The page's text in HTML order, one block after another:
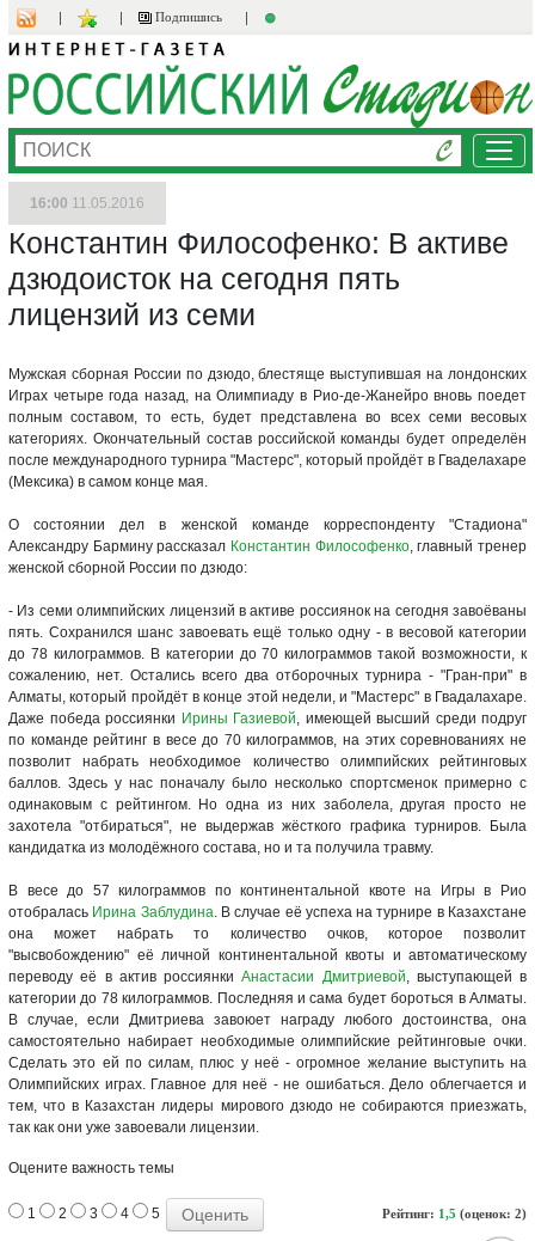
Подпишись
16:00 11.05.2016
Константин Философенко: В активе
дзюдоисток на сегодня пять
лицензий из семи
Мужская сборная России по дзюдо, блестяще выступившая на лондонских
Играх четыре года назад, на Олимпиаду в Рио-де-Жанейро вновь поедет
полным составом, то есть, будет представлена во всех семи весовых
категориях. Окончательный состав российской команды будет определён
после международного турнира "Мастерс", который пройдёт в Гваделахаре
(Мексика) в самом конце мая.
О состоянии дел в женской команде корреспонденту "Стадиона"
Александру Бармину рассказал Константин Философенко, главный тренер
женской сборной России по дзюдо:
- Из семи олимпийских лицензий в активе россиянок на сегодня завоёваны
пять. Сохранился шанс завоевать ещё только одну - в весовой категории
до 78 килограммов. В категории до 70 килограммов такой возможности, к
сожалению, нет. Остались всего два отборочных турнира - "Гран-при" в
Алматы, который пройдёт в конце этой недели, и "Мастерс" в Гвадалахаре.
Даже победа россиянки Ирины Газиевой, имеющей высший среди подруг
по команде рейтинг в весе до 70 килограммов, на этих соревнованиях не
позволит набрать необходимое количество олимпийских рейтинговых
баллов. Здесь у нас поначалу было несколько спортсменок примерно с
одинаковым с рейтингом. Но одна из них заболела, другая просто не
захотела "отбираться", не выдержав жёсткого графика турниров. Была
кандидатка из молодёжного состава, но и та получила травму.
В весе до 57 килограммов по континентальной квоте на Игры в Рио
отобралась Ирина Заблудина. В случае её успеха на турнире в Казахстане
она может набрать то количество очков, которое позволит
"высвобождению" её личной континентальной квоты и автоматическому
переводу её в актив россиянкиАнастасии Дмитриевой, выступающей в
категории до 78 килограммов. Последняя и сама будет бороться в Алматы.
В случае, если Дмитриева завоюет награду любого достоинства, она
самостоятельно набирает необходимые олимпийские рейтинговые очки.
Сделать это ей по силам, плюс у неё - огромное желание выступить на
Олимпийских играх. Главное для неё - не ошибаться. Дело облегчается и
тем, что в Казахстан лидеры мирового дзюдо не собираются приезжать,
так как они уже завоевали лицензии.
Оцените важность темы
Рейтинг: 1,5 (оценок: 2)
1 2 3 4 5